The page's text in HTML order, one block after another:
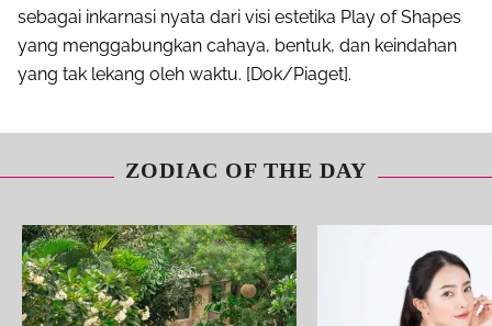
sebagai inkarnasi nyata dari visi estetika Play of Shapes
yang menggabungkan cahaya, bentuk, dan keindahan
yang tak lekang oleh waktu. [Dok/Piaget].
ZODIAC OF THE DAY